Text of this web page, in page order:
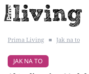
BYDLENÍ SLAVNÝCH
Prima Living ■ Jak na to
JAK NA TO